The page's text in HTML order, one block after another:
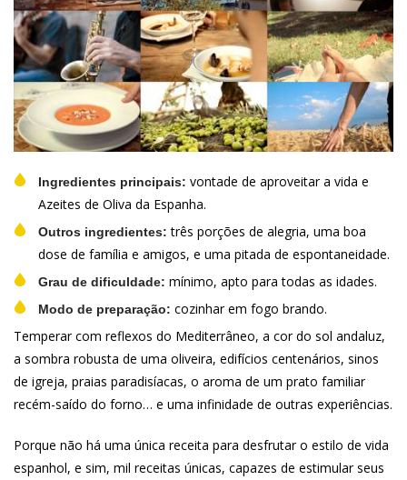
Ingredientes principais: vontade de aproveitar a vida e
Azeites de Oliva da Espanha.
Outros ingredientes: três porções de alegria, uma boa
dose de família e amigos, e uma pitada de espontaneidade.
Grau de dificuldade: mínimo, apto para todas as idades.
Modo de preparação: cozinhar em fogo brando.
Temperar com reflexos do Mediterrâneo, a cor do sol andaluz,
a sombra robusta de uma oliveira, edifícios centenários, sinos
de igreja, praias paradisíacas, o aroma de um prato familiar
recém-saído do forno… e uma infinidade de outras experiências.
Porque não há uma única receita para desfrutar o estilo de vida
espanhol, e sim, mil receitas únicas, capazes de estimular seus